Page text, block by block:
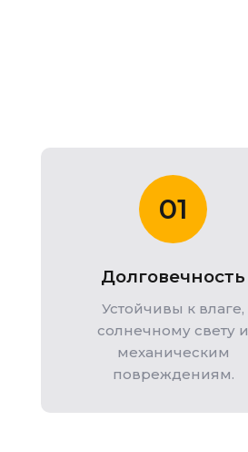
01
Долговечность
Устойчивы к влаге,
солнечному свету и
механическим
повреждениям.